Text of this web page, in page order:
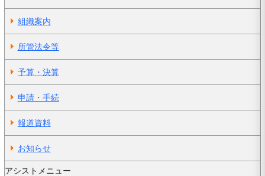
組織案内
所管法令等
予算・決算
申請・手続
報道資料
お知らせ
アシストメニュー